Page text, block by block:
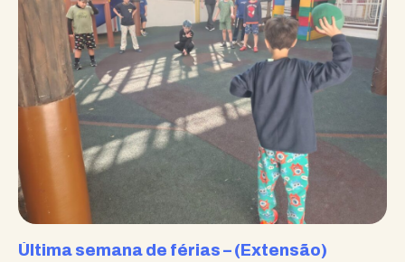
Última semana de férias – (Extensão)